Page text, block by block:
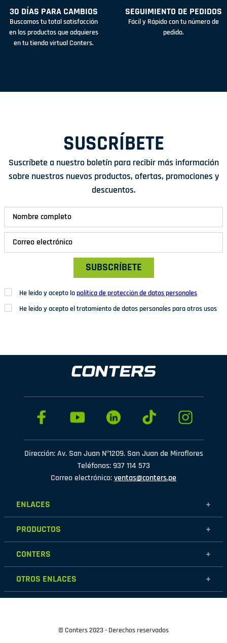
30 DÍAS PARA CAMBIOS
Buscamos tu total satisfacción
en los productos que adquieres
en tu tienda virtual Conters.
SEGUIMIENTO DE PEDIDOS
Fácil y Rápido con tu número de
pedido.
SUSCRÍBETE
Suscríbete a nuestro boletín para recibir más información
sobre nuestros nuevos productos, ofertas, promociones y
descuentos.
SUBSCRÍBETE
He leído y acepto lapolítica de protección de datos personales
He leído y acepto el tratamiento de datos personales para otros usos
Dirección: Av. San Juan Nº1209. San Juan de Miraflores
Teléfonos: 937 114 573
Correo electrónico:ventas@conters.pe
ENLACES +
Mujer
Hombre
PRODUCTOS +
Calzados
Zapatillas
CONTERS +
Nosotros
Contáctanos
Tiendas
OTROS ENLACES +
Políticas de garantía
Cambios y devoluciones
© Conters 2023 - Derechos reservados